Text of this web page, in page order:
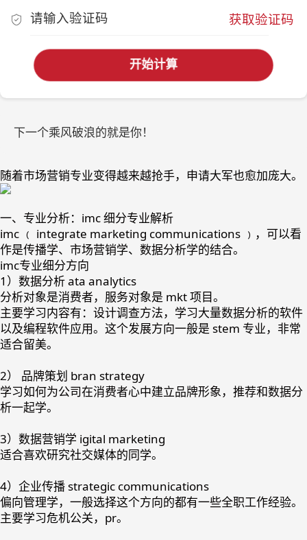
获取验证码
开始计算
下一个乘风破浪的就是你！
随着市场营销专业变得越来越抢手，申请大军也愈加庞大。
一、专业分析：imc 细分专业解析
imc ﹙ integrate marketing communications ﹚，可以看
作是传播学、市场营销学、数据分析学的结合。
imc专业细分方向
1）数据分析 ata analytics
分析对象是消费者，服务对象是 mkt 项目。
主要学习内容有：设计调查方法，学习大量数据分析的软件
以及编程软件应用。这个发展方向一般是 stem 专业，非常
适合留美。
2） 品牌策划 bran strategy
学习如何为公司在消费者心中建立品牌形象，推荐和数据分
析一起学。
3）数据营销学 igital marketing
适合喜欢研究社交媒体的同学。
4）企业传播 strategic communications
偏向管理学，一般选择这个方向的都有一些全职工作经验。
主要学习危机公关，pr。